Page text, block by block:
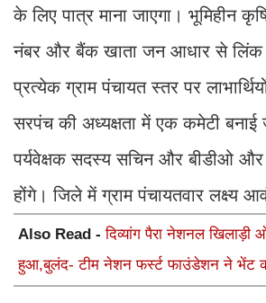
के लिए पात्र माना जाएगा। भूमिहीन
नंबर और बैंक खाता जन आधार से लिंक
प्रत्येक ग्राम पंचायत स्तर पर
सरपंच की अध्यक्षता में एक कमेटी बनाई
पर्यवेक्षक सदस्य सचिन और बीडीओ और
होंगे। जिले में ग्राम पंचायतवार लक्ष्य
Also Read -दिव्यांग पैरा नेशनल खिलाड़ी
हुआ,बुलंद- टीम नेशन फर्स्ट फाउंडेशन ने भेंट